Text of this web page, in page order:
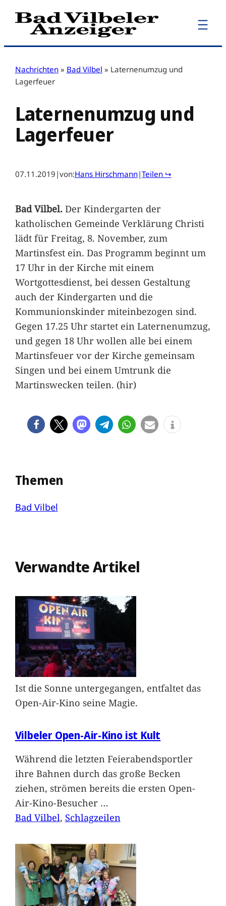
Zum
Inhalt
Nachrichten » Bad Vilbel » Laternenumzug und
Lagerfeuer
Laternenumzug und
Lagerfeuer
07.11.2019 |von:Hans Hirschmann|Teilen ↪
Bad Vilbel.Der Kindergarten der
katholischen Gemeinde Verklärung Christi
lädt für Freitag, 8. November, zum
Martinsfest ein. Das Programm beginnt um
17 Uhr in der Kirche mit einem
Wortgottesdienst, bei dessen Gestaltung
auch der Kindergarten und die
Kommunionskinder miteinbezogen sind.
Gegen 17.25 Uhr startet ein Laternenumzug,
und gegen 18 Uhr wollen alle bei einem
Martinsfeuer vor der Kirche gemeinsam
Singen und bei einem Umtrunk die
Martinswecken teilen. (hir)
Themen
Bad Vilbel
Verwandte Artikel
Ist die Sonne untergegangen, entfaltet das
Open-Air-Kino seine Magie.
Vilbeler Open-Air-Kino ist Kult
Während die letzten Feierabendsportler
ihre Bahnen durch das große Becken
ziehen, strömen bereits die ersten Open-
Air-Kino-Besucher …
Bad Vilbel, Schlagzeilen